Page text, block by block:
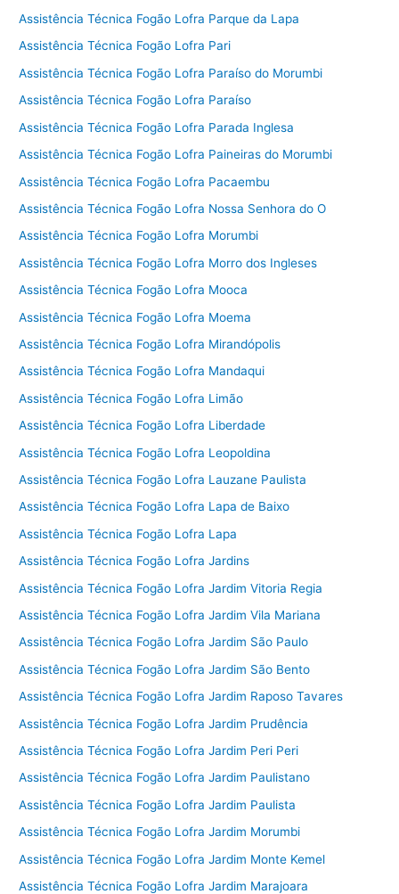
Assistência Técnica Fogão Lofra Parque da Lapa
Assistência Técnica Fogão Lofra Pari
Assistência Técnica Fogão Lofra Paraíso do Morumbi
Assistência Técnica Fogão Lofra Paraíso
Assistência Técnica Fogão Lofra Parada Inglesa
Assistência Técnica Fogão Lofra Paineiras do Morumbi
Assistência Técnica Fogão Lofra Pacaembu
Assistência Técnica Fogão Lofra Nossa Senhora do O
Assistência Técnica Fogão Lofra Morumbi
Assistência Técnica Fogão Lofra Morro dos Ingleses
Assistência Técnica Fogão Lofra Mooca
Assistência Técnica Fogão Lofra Moema
Assistência Técnica Fogão Lofra Mirandópolis
Assistência Técnica Fogão Lofra Mandaqui
Assistência Técnica Fogão Lofra Limão
Assistência Técnica Fogão Lofra Liberdade
Assistência Técnica Fogão Lofra Leopoldina
Assistência Técnica Fogão Lofra Lauzane Paulista
Assistência Técnica Fogão Lofra Lapa de Baixo
Assistência Técnica Fogão Lofra Lapa
Assistência Técnica Fogão Lofra Jardins
Assistência Técnica Fogão Lofra Jardim Vitoria Regia
Assistência Técnica Fogão Lofra Jardim Vila Mariana
Assistência Técnica Fogão Lofra Jardim São Paulo
Assistência Técnica Fogão Lofra Jardim São Bento
Assistência Técnica Fogão Lofra Jardim Raposo Tavares
Assistência Técnica Fogão Lofra Jardim Prudência
Assistência Técnica Fogão Lofra Jardim Peri Peri
Assistência Técnica Fogão Lofra Jardim Paulistano
Assistência Técnica Fogão Lofra Jardim Paulista
Assistência Técnica Fogão Lofra Jardim Morumbi
Assistência Técnica Fogão Lofra Jardim Monte Kemel
Assistência Técnica Fogão Lofra Jardim Marajoara